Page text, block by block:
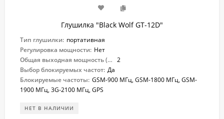
Глушилка "Black Wolf GT-12D"
Тип глушилки: портативная
Регулировка мощности: Нет
Общая выходная мощность (Вт): 2
Выбор блокируемых частот: Да
Блокируемые частоты: GSM-900 МГц, GSM-1800 МГц, GSM-
1900 МГц, 3G-2100 МГц, GPS
НЕТ В НАЛИЧИИ